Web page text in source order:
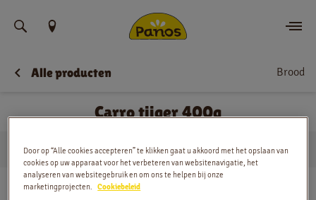
Vind uw locatie
Nieuws
Menu
Winkels
Alle producten Brood
Carro tijger 400g
Huis
… Brood Carro tijger 400g
Door op “Alle cookies accepteren” te klikken gaat u akkoord met het opslaan van
cookies op uw apparaat voor het verbeteren van websitenavigatie, het
analyseren van websitegebruik en om ons te helpen bij onze
marketingprojecten. Cookiebeleid